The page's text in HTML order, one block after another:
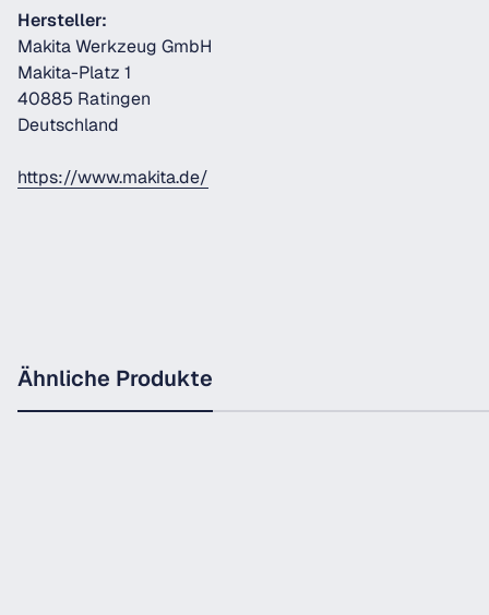
Hersteller:
Makita Werkzeug GmbH
Makita-Platz 1
40885 Ratingen
Deutschland
https://www.makita.de/
Ähnliche Produkte